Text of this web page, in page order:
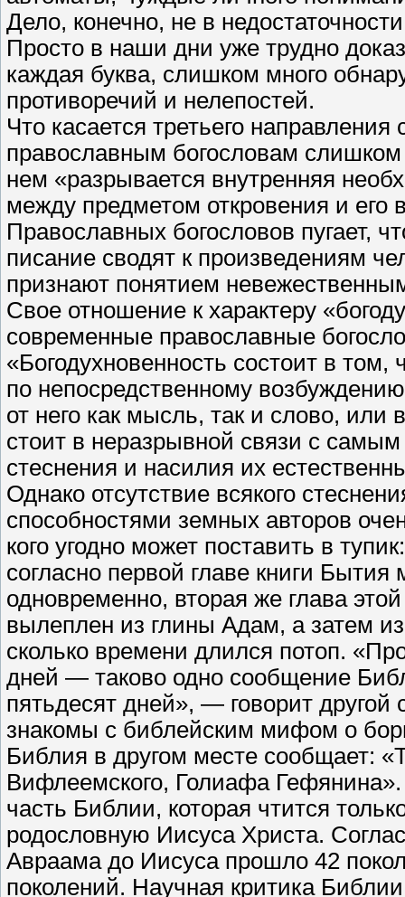
Дело, конечно, не в
Просто в наши дни уже трудно
каждая буква, слишком много
противоречий и нелепостей.
Что касается третьего
православным богословам
нем «разрывается внутренняя
между предметом откровения и
Православных богословов пугает,
писание сводят к произведениям
признают понятием
Свое отношение к характеру
современные православные
«Богодухновенность состоит в
по непосредственному
от него как мысль, так и слово,
стоит в неразрывной связи с
стеснения и насилия их
Однако отсутствие всякого
способностями земных авторов
кого угодно может поставить в
согласно первой главе книги
одновременно, вторая же глава
вылеплен из глины Адам, а затем
сколько времени длился потоп.
дней — таково одно сообщение
пятьдесят дней», — говорит
знакомы с библейским мифом о
Библия в другом месте сообщает:
Вифлеемского, Голиафа
часть Библии, которая чтится
родословную Иисуса Христа.
Авраама до Иисуса прошло 42
поколений. Научная критика